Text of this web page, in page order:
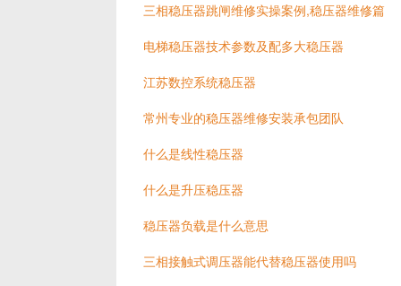
三相稳压器跳闸维修实操案例,稳压器维修篇
电梯稳压器技术参数及配多大稳压器
江苏数控系统稳压器
常州专业的稳压器维修安装承包团队
什么是线性稳压器
什么是升压稳压器
稳压器负载是什么意思
三相接触式调压器能代替稳压器使用吗